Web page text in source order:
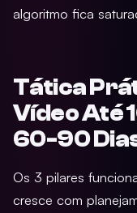
algoritmo fica
Tática
Vídeo Até
60-90
Os 3 pilares
cresce com